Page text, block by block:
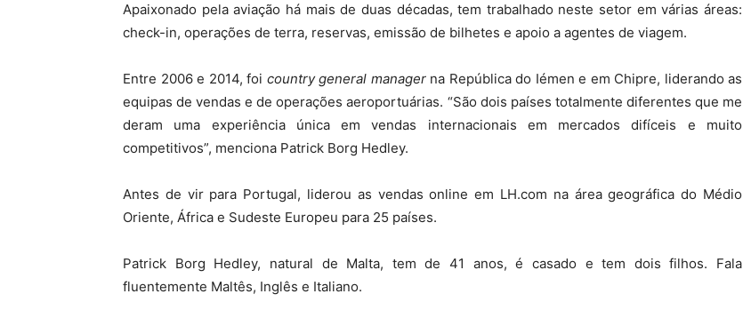
Apaixonado pela aviação há mais de duas décadas, tem trabalhado neste setor em várias áreas:
check-in, operações de terra, reservas, emissão de bilhetes e apoio a agentes de viagem.
Entre 2006 e 2014, foi country general managerna República do Iémen e em Chipre, liderando as
equipas de vendas e de operações aeroportuárias. “São dois países totalmente diferentes que me
deram uma experiência única em vendas internacionais em mercados difíceis e muito
competitivos”, menciona Patrick Borg Hedley.
Antes de vir para Portugal, liderou as vendas online em LH.com na área geográfica do Médio
Oriente, África e Sudeste Europeu para 25 países.
Patrick Borg Hedley, natural de Malta, tem de 41 anos, é casado e tem dois filhos. Fala
fluentemente Maltês, Inglês e Italiano.